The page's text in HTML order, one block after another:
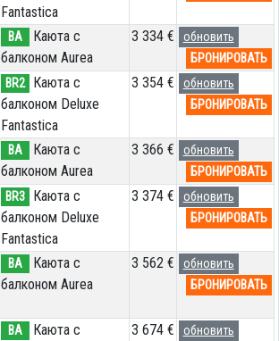
Fantastica
BA
Каюта с
балконом Aurea
3 334 €
обновить
БРОНИРОВАТЬ
BR2
Каюта с
балконом Deluxe
Fantastica
3 354 €
обновить
БРОНИРОВАТЬ
BA
Каюта с
балконом Aurea
3 366 €
обновить
БРОНИРОВАТЬ
BR3
Каюта с
балконом Deluxe
Fantastica
3 374 €
обновить
БРОНИРОВАТЬ
BA
Каюта с
балконом Aurea
3 562 €
обновить
БРОНИРОВАТЬ
BA
Каюта с
3 674 €
обновить